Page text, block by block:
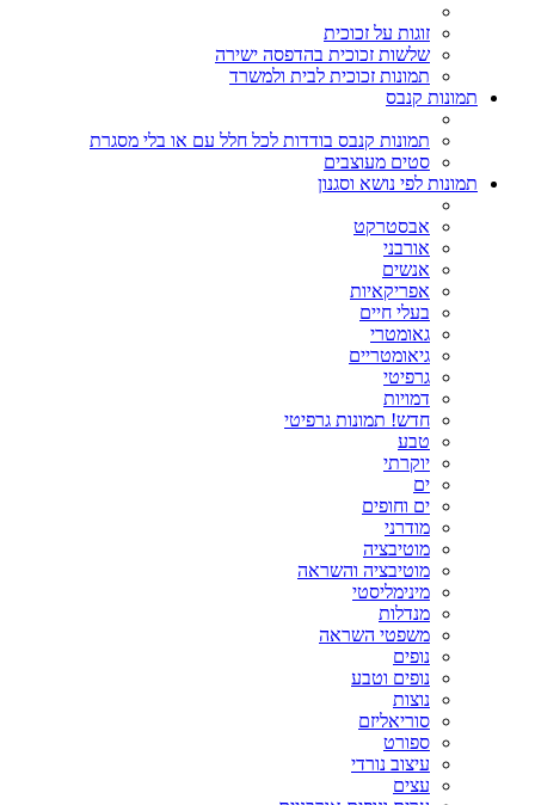
זוגות על זכוכית
שלשות זכוכית בהדפסה ישירה
תמונות זכוכית לבית ולמשרד
תמונות קנבס
תמונות קנבס בודדות לכל חלל עם או בלי מסגרת
סטים מעוצבים
תמונות לפי נושא וסגנון
אבסטרקט
אורבני
אנשים
אפריקאיות
בעלי חיים
גאומטרי
גיאומטריים
גרפיטי
דמויות
חדש! תמונות גרפיטי
טבע
יוקרתי
ים
ים וחופים
מודרני
מוטיבציה
מוטיבציה והשראה
מינימליסטי
מנדלות
משפטי השראה
נופים
נופים וטבע
נוצות
סוריאליזם
ספורט
עיצוב נורדי
עצים